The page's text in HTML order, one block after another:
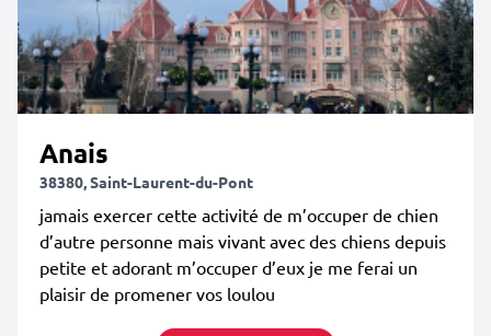
Anais
38380, Saint-Laurent-du-Pont
jamais exercer cette activité de m’occuper de chien
d’autre personne mais vivant avec des chiens depuis
petite et adorant m’occuper d’eux je me ferai un
plaisir de promener vos loulou